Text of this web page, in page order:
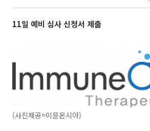
11일 예비 심사 신청서 제출
(사진제공=이뮨온시아)